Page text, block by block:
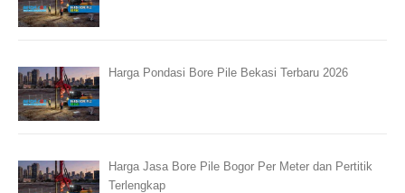
Harga Pondasi Bore Pile Bekasi Terbaru 2026
Harga Jasa Bore Pile Bogor Per Meter dan Pertitik
Terlengkap